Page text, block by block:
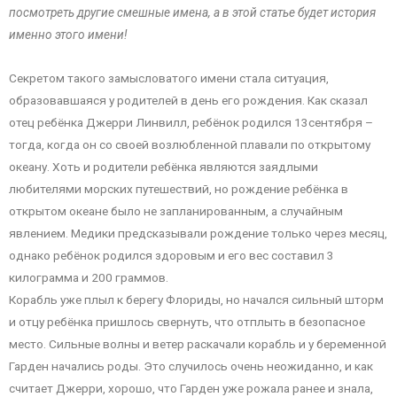
посмотреть другие смешные имена, а в этой статье будет история
именно этого имени!
Секретом такого замысловатого имени стала ситуация,
образовавшаяся у родителей в день его рождения. Как сказал
отец ребёнка Джерри Линвилл, ребёнок родился 13сентября –
тогда, когда он со своей возлюбленной плавали по открытому
океану. Хоть и родители ребёнка являются заядлыми
любителями морских путешествий, но рождение ребёнка в
открытом океане было не запланированным, а случайным
явлением. Медики предсказывали рождение только через месяц,
однако ребёнок родился здоровым и его вес составил 3
килограмма и 200 граммов.
Корабль уже плыл к берегу Флориды, но начался сильный шторм
и отцу ребёнка пришлось свернуть, что отплыть в безопасное
место. Сильные волны и ветер раскачали корабль и у беременной
Гарден начались роды. Это случилось очень неожиданно, и как
считает Джерри, хорошо, что Гарден уже рожала ранее и знала,